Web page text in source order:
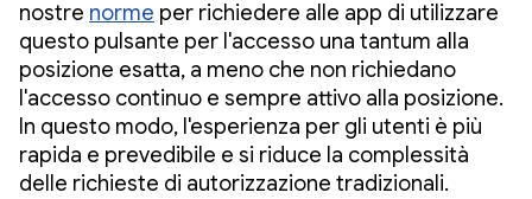
nostre norme per richiedere alle app di utilizzare
questo pulsante per l'accesso una tantum alla
posizione esatta, a meno che non richiedano
l'accesso continuo e sempre attivo alla posizione.
In questo modo, l'esperienza per gli utenti è più
rapida e prevedibile e si riduce la complessità
delle richieste di autorizzazione tradizionali.